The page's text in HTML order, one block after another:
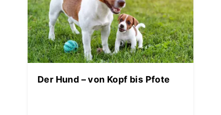
Der Hund – von Kopf bis Pfote